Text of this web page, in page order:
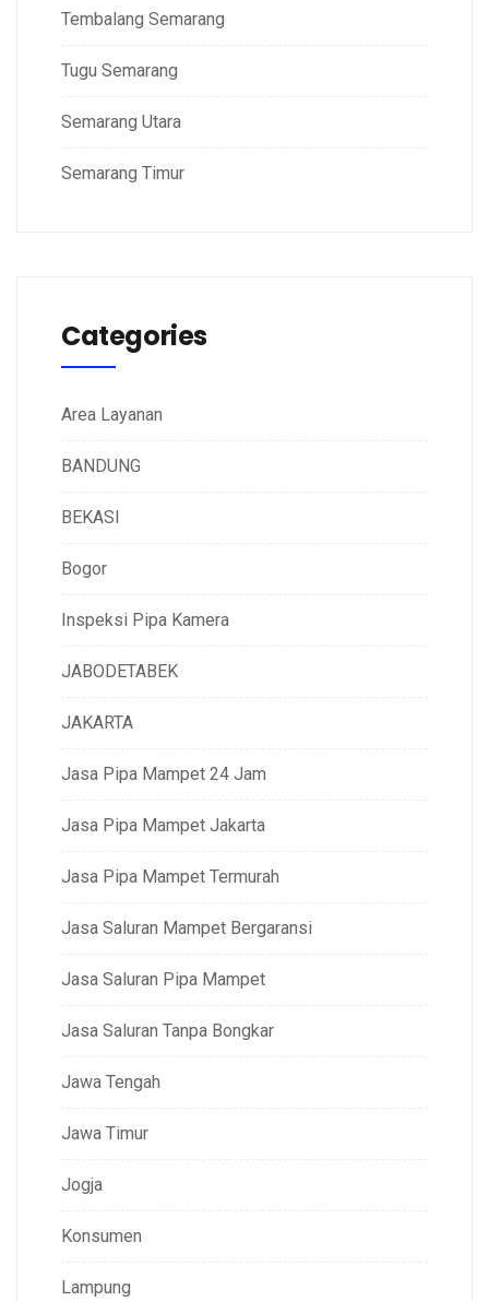
Tembalang Semarang
Tugu Semarang
Semarang Utara
Semarang Timur
Categories
Area Layanan
BANDUNG
BEKASI
Bogor
Inspeksi Pipa Kamera
JABODETABEK
JAKARTA
Jasa Pipa Mampet 24 Jam
Jasa Pipa Mampet Jakarta
Jasa Pipa Mampet Termurah
Jasa Saluran Mampet Bergaransi
Jasa Saluran Pipa Mampet
Jasa Saluran Tanpa Bongkar
Jawa Tengah
Jawa Timur
Jogja
Konsumen
Lampung